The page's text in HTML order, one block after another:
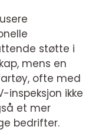
støtte i
mens en
ofte med
inspeksjon ikke
et mer
bedrifter.